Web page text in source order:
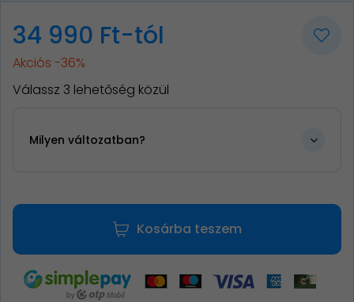
34 990 Ft-tól
Akciós -36%
Válassz 3 lehetőség közül
Milyen változatban?
Kosárba teszem